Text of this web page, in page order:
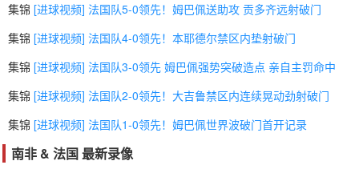
集锦 [进球视频] 法国队5-0领先！姆巴佩送助攻 贡多齐远射破门
集锦 [进球视频] 法国队4-0领先！本耶德尔禁区内垫射破门
集锦 [进球视频] 法国队3-0领先 姆巴佩强势突破造点 亲自主罚命中
集锦 [进球视频] 法国队2-0领先！大吉鲁禁区内连续晃动劲射破门
集锦 [进球视频] 法国队1-0领先！姆巴佩世界波破门首开记录
南非 & 法国 最新录像